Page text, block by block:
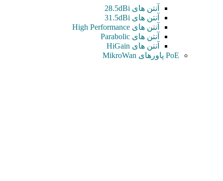
آنتن های 28.5dBi
آنتن های 31.5dBi
آنتن های High Performance
آنتن های Parabolic
آنتن های HiGain
PoE پاورهای MikroWan